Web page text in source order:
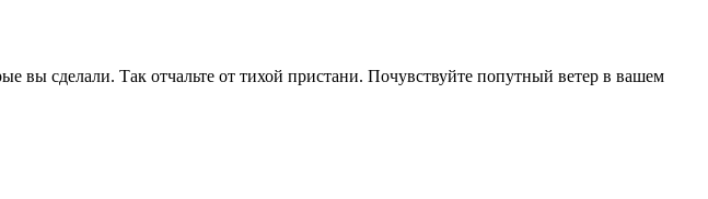
вы сделали. Так отчальте от тихой пристани. Почувствуйте попутный ветер в вашем